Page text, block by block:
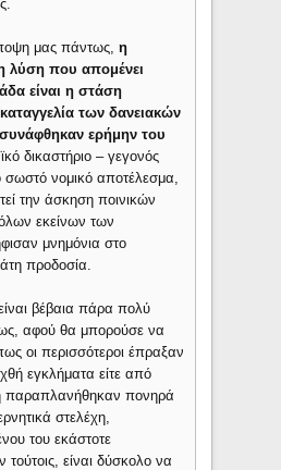
μας πάντως,η
λύση που απομένει
είναι η στάση
των δανειακών
ερήμην του
δικαστήριο – γεγονός
σωστό νομικό αποτέλεσμα,
την άσκηση ποινικών
εκείνων των
μνημόνια στο
προδοσία.
βέβαια πάρα πολύ
αφού θα μπορούσε να
οι περισσότεροι έπραξαν
εγκλήματα είτε από
παραπλανήθηκαν πονηρά
στελέχη,
του εκάστοτε
είναι δύσκολο να